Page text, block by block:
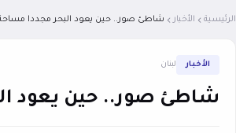
الرئيسية الأخبار
الأخبار لبنان
شاطئ صور.. حين يعود